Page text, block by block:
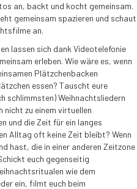
an, backt und kocht gemeinsam.
gemeinsam spazieren und schaut
an.
lassen sich dank Videotelefonie
erleben. Wie wäre es, wenn
Plätzchenbacken
essen? Tauscht eure
schlimmsten) Weihnachtsliedern
nicht zu einem virtuellen
und die Zeit für ein langes
Alltag oft keine Zeit bleibt? Wenn
hast, die in einer anderen Zeitzone
euch gegenseitig
wie dem
ein, filmt euch beim